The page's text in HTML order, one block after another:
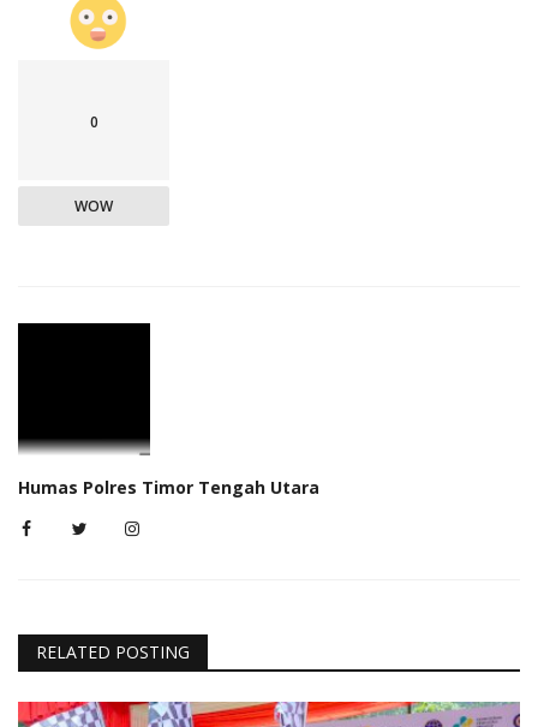
0
WOW
Humas Polres Timor Tengah Utara
RELATED POSTING